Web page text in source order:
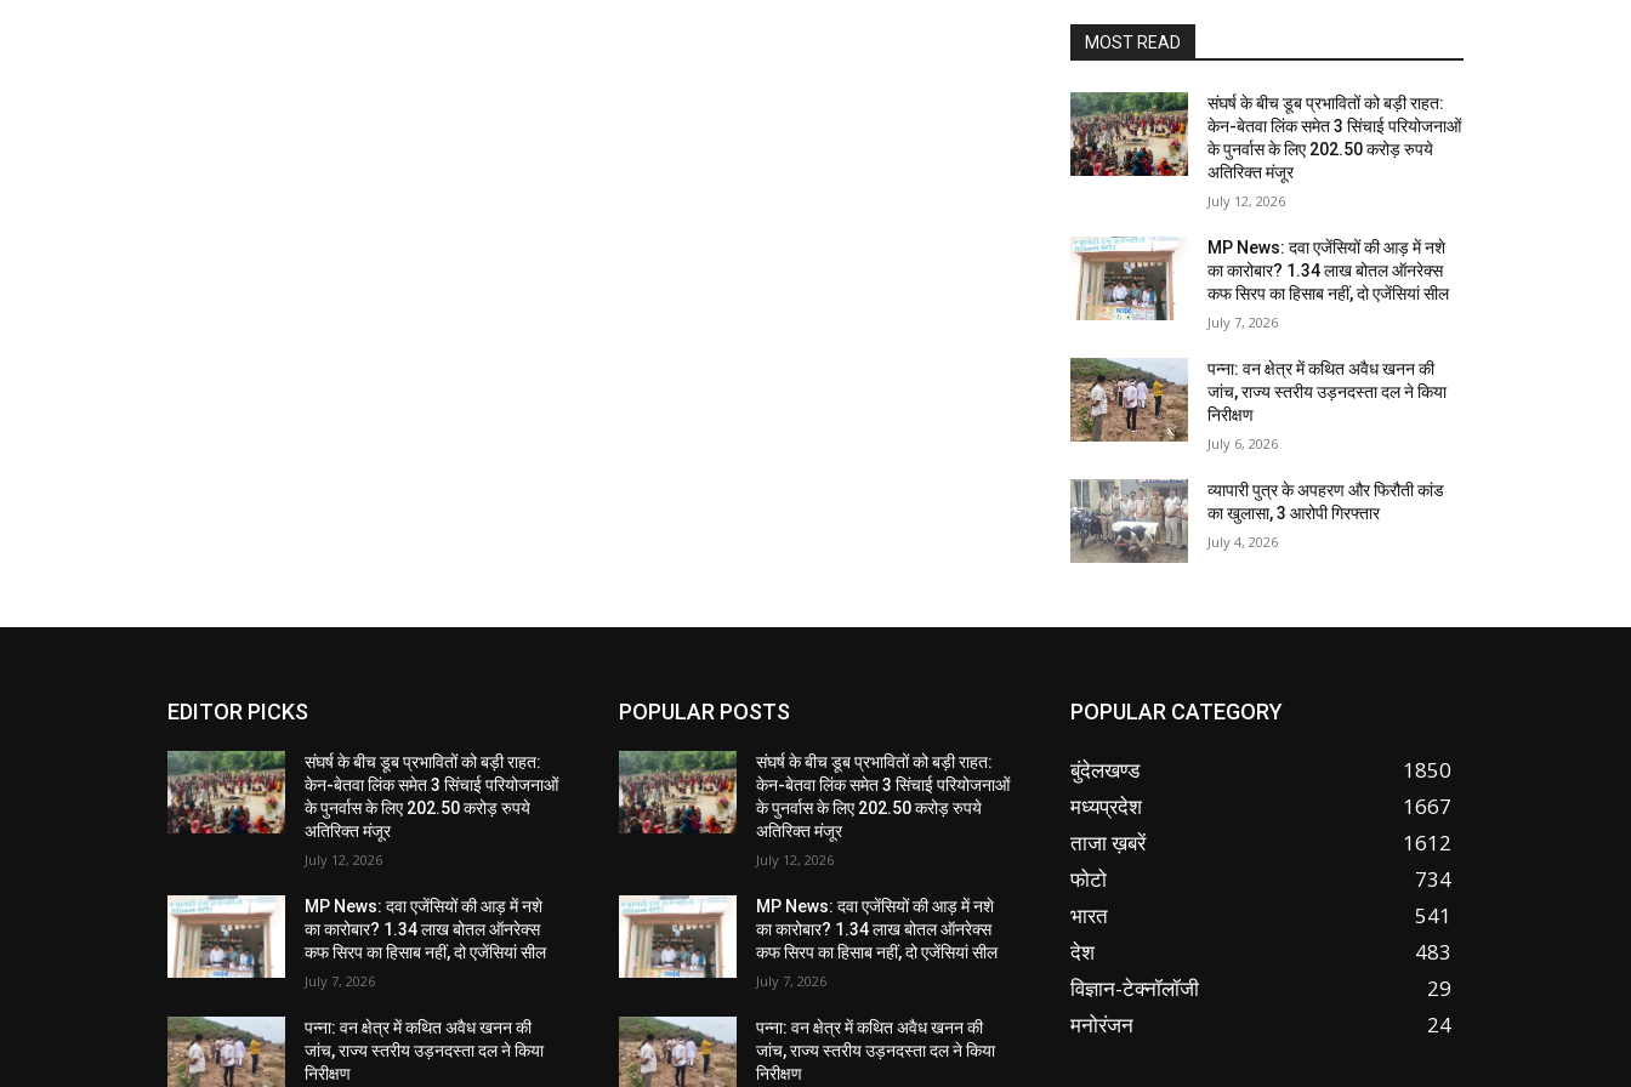
MOST READ
संघर्ष के बीच डूब प्रभावितों को बड़ी राहत:
केन-बेतवा लिंक समेत 3 सिंचाई परियोजनाओं
के पुनर्वास के लिए 202.50 करोड़ रुपये
अतिरिक्त मंजूर
July 12, 2026
MP News: दवा एजेंसियों की आड़ में नशे
का कारोबार? 1.34 लाख बोतल ऑनरेक्स
कफ सिरप का हिसाब नहीं, दो एजेंसियां सील
July 7, 2026
पन्ना: वन क्षेत्र में कथित अवैध खनन की
जांच, राज्य स्तरीय उड़नदस्ता दल ने किया
निरीक्षण
July 6, 2026
व्यापारी पुत्र के अपहरण और फिरौती कांड
का खुलासा, 3 आरोपी गिरफ्तार
July 4, 2026
EDITOR PICKS
संघर्ष के बीच डूब प्रभावितों को बड़ी राहत:
केन-बेतवा लिंक समेत 3 सिंचाई परियोजनाओं
के पुनर्वास के लिए 202.50 करोड़ रुपये
अतिरिक्त मंजूर
July 12, 2026
MP News: दवा एजेंसियों की आड़ में नशे
का कारोबार? 1.34 लाख बोतल ऑनरेक्स
कफ सिरप का हिसाब नहीं, दो एजेंसियां सील
July 7, 2026
पन्ना: वन क्षेत्र में कथित अवैध खनन की
जांच, राज्य स्तरीय उड़नदस्ता दल ने किया
निरीक्षण
POPULAR POSTS
संघर्ष के बीच डूब प्रभावितों को बड़ी राहत:
केन-बेतवा लिंक समेत 3 सिंचाई परियोजनाओं
के पुनर्वास के लिए 202.50 करोड़ रुपये
अतिरिक्त मंजूर
July 12, 2026
MP News: दवा एजेंसियों की आड़ में नशे
का कारोबार? 1.34 लाख बोतल ऑनरेक्स
कफ सिरप का हिसाब नहीं, दो एजेंसियां सील
July 7, 2026
पन्ना: वन क्षेत्र में कथित अवैध खनन की
जांच, राज्य स्तरीय उड़नदस्ता दल ने किया
निरीक्षण
POPULAR CATEGORY
बुंदेलखण्ड
1850
मध्यप्रदेश
1667
ताजा ख़बरें
1612
फोटो
734
भारत
541
देश
483
विज्ञान-टेक्नॉलॉजी
29
मनोरंजन
24